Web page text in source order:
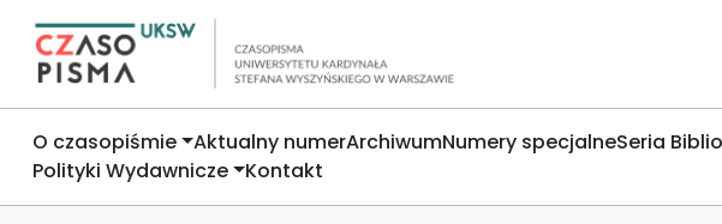
O czasopiśmie Aktualny numerArchiwumNumery specjalneSeria
Polityki Wydawnicze Kontakt